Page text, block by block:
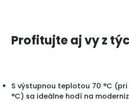
Profitujte aj vy z
S výstupnou teplotou 70 °C
°C) sa ideálne hodí na